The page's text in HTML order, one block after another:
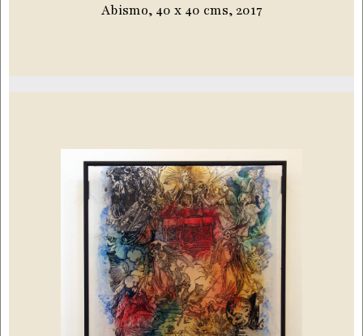
Abismo, 40 x 40 cms, 2017